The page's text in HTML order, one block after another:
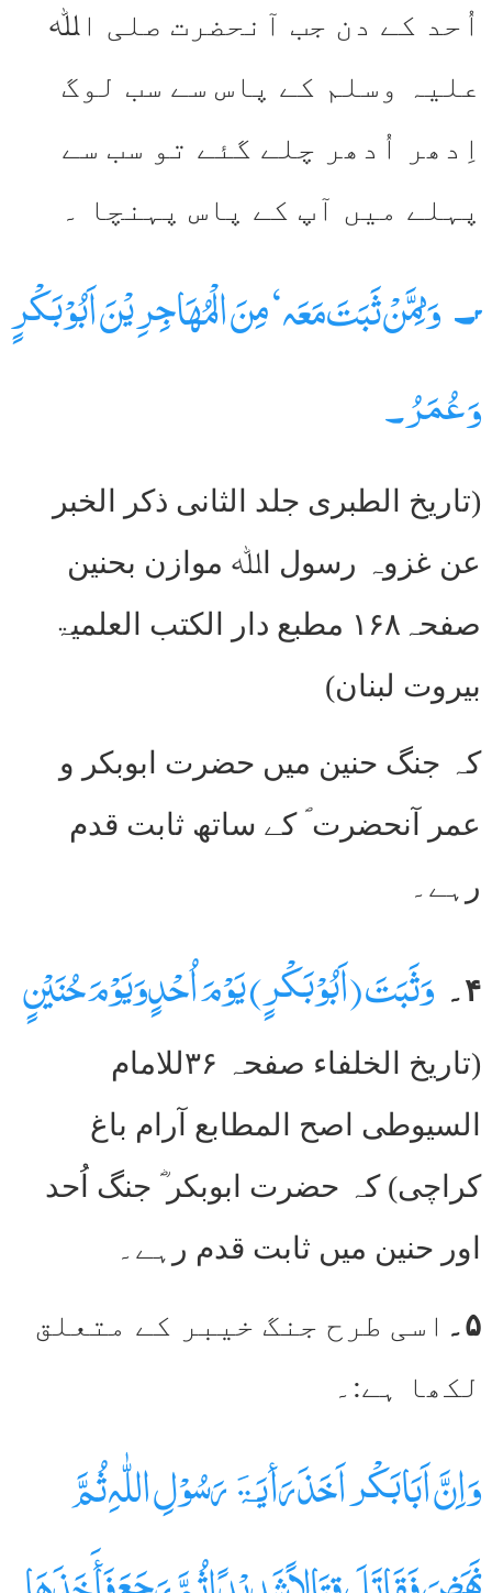
اُحد کے دن جب آنحضرت صلی اﷲ
علیہ وسلم کے پاس سے سب لوگ
اِدھر اُدھر چلے گئے تو سب سے
پہلے میں آپ کے پاس پہنچا ۔
۳۔ وَمِمَّنْ ثَبَتَ مَعَہ‘ مِنَ الْمُھَاجِرِ یْنَ اَبُوْبَکْرٍ
وَ عُمَرُ۔
(تاریخ الطبری جلد الثانی ذکر الخبر
عن غزوہ رسول اﷲ موازن بحنین
صفحہ۱۶۸ مطبع دار الکتب العلمیۃ
بیروت لبنان)
کہ جنگ حنین میں حضرت ابوبکر و
عمر آنحضرت ؐ کے ساتھ ثابت قدم
رہے۔
۴۔ وَثَبَتَ (اَبُوْبَکْرٍ) یَوْمَ اُحْدٍوَیَوْمَ حُنَیْنٍ
(تاریخ الخلفاء صفحہ ۳۶للامام
السیوطی اصح المطابع آرام باغ
کراچی) کہ حضرت ابوبکر ؓ جنگ اُحد
اور حنین میں ثابت قدم رہے۔
۵۔
اسی طرح جنگ خیبر کے متعلق
لکھا ہے:۔
وَاِنَّ اَبَابَکْر اَخَذَ رَأیَۃَ رَسُوْلِ اللّٰہِ ثُمَّ